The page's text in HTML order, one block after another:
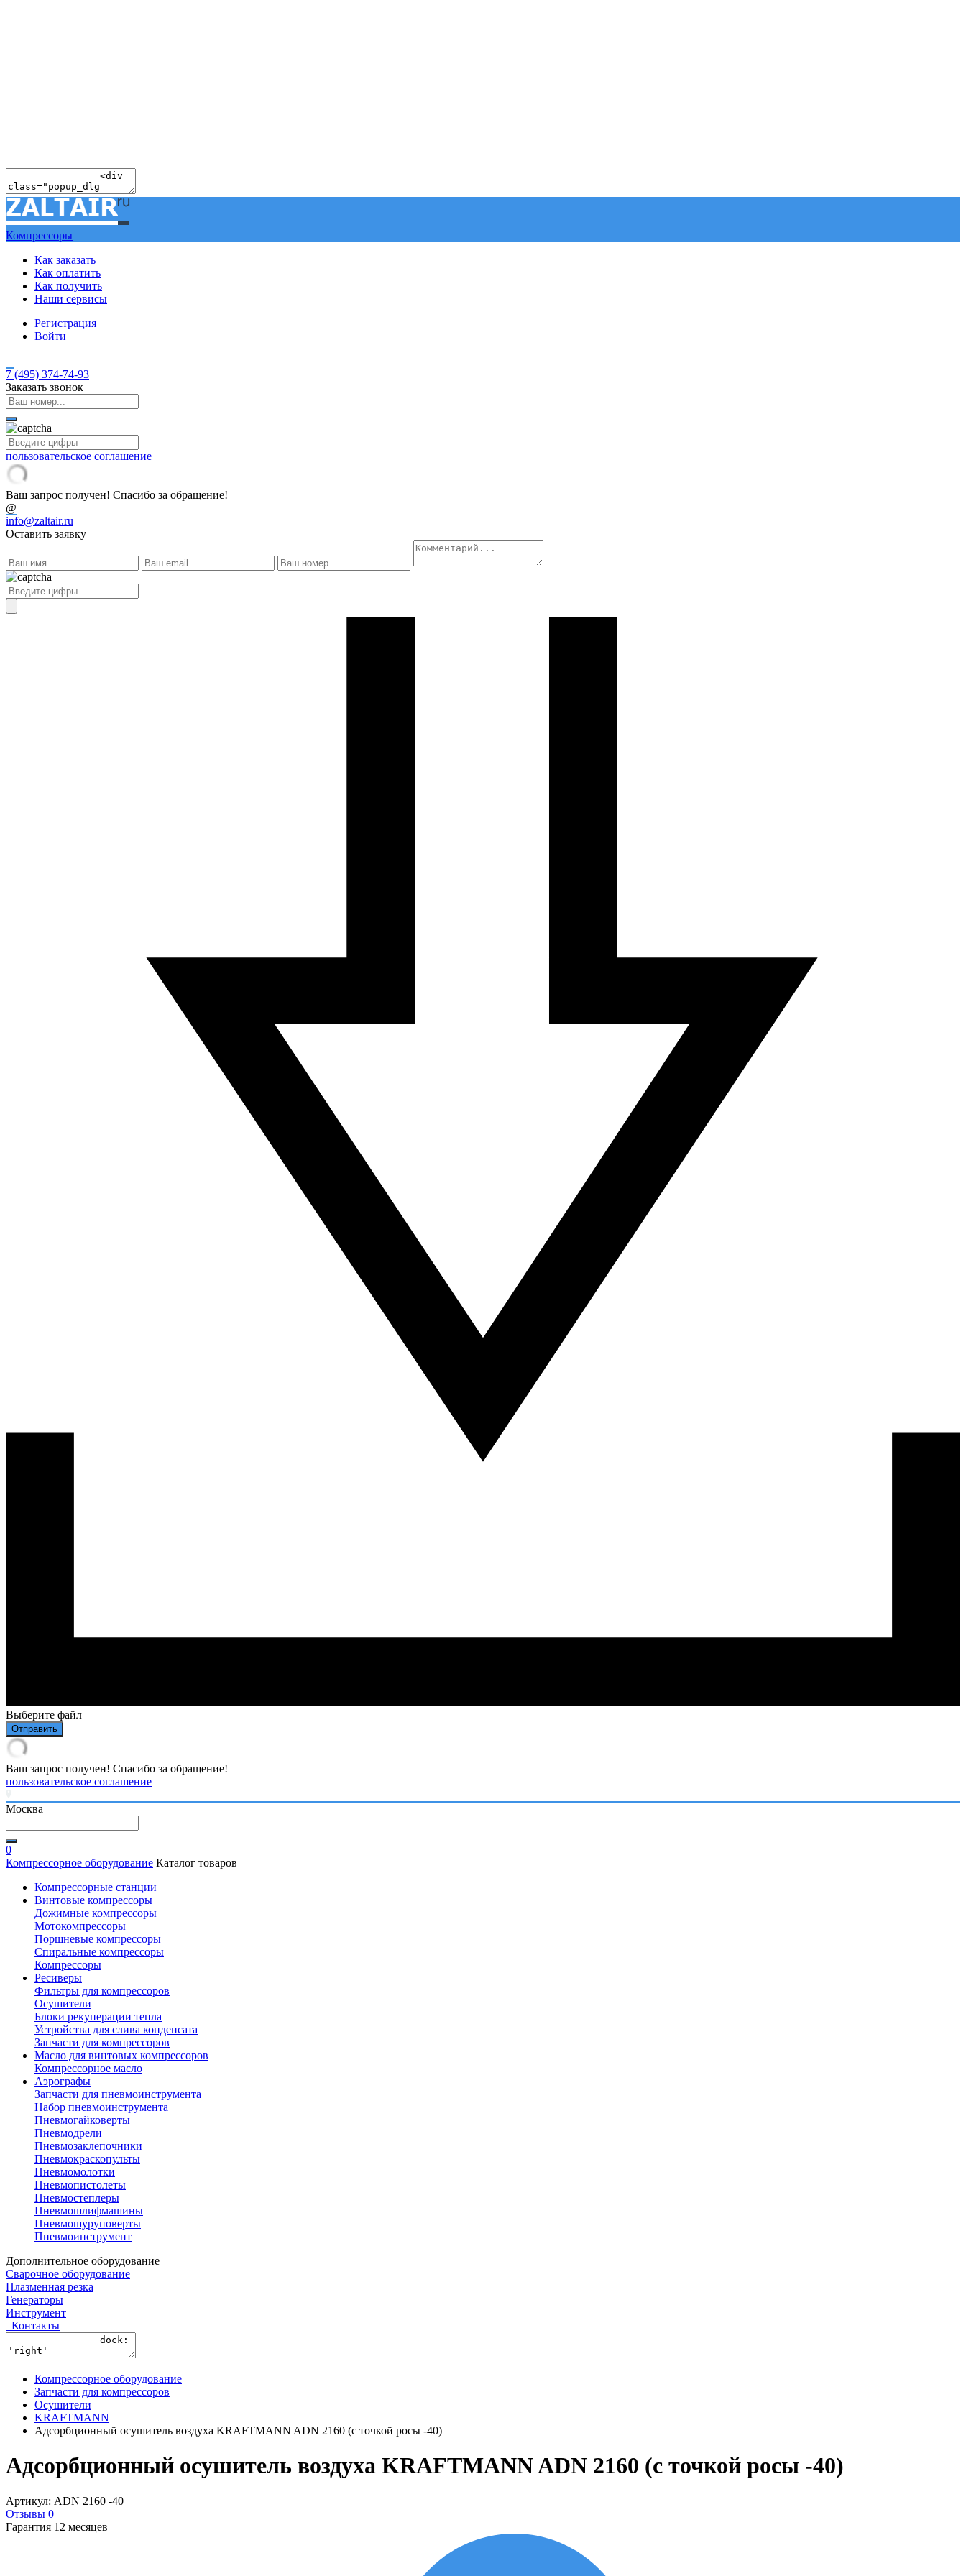
Компрессоры
Как заказать
Как оплатить
Как получить
Наши сервисы
Регистрация
Войти
7 (495) 374-74-93
Заказать звонок
пользовательское соглашение
Ваш запрос получен! Спасибо за обращение!
@
info@zaltair.ru
Оставить заявку
Выберите файл
Отправить
Ваш запрос получен! Спасибо за обращение!
пользовательское соглашение
Москва
0
Компрессорное оборудование Каталог товаров
Компрессорные станции
Винтовые компрессоры
Дожимные компрессоры
Мотокомпрессоры
Поршневые компрессоры
Спиральные компрессоры
Компрессоры
Ресиверы
Фильтры для компрессоров
Осушители
Блоки рекуперации тепла
Устройства для слива конденсата
Запчасти для компрессоров
Масло для винтовых компрессоров
Компрессорное масло
Аэрографы
Запчасти для пневмоинструмента
Набор пневмоинструмента
Пневмогайковерты
Пневмодрели
Пневмозаклепочники
Пневмокраскопульты
Пневмомолотки
Пневмопистолеты
Пневмостеплеры
Пневмошлифмашины
Пневмошуруповерты
Пневмоинструмент
Дополнительное оборудование
Сварочное оборудование
Плазменная резка
Генераторы
Инструмент
Контакты
Компрессорное оборудование
Запчасти для компрессоров
Осушители
KRAFTMANN
Адсорбционный осушитель воздуха KRAFTMANN ADN 2160 (с точкой росы -40)
Адсорбционный осушитель воздуха KRAFTMANN ADN 2160 (с точкой росы -40)
Артикул: ADN 2160 -40
Отзывы 0
Гарантия 12 месяцев